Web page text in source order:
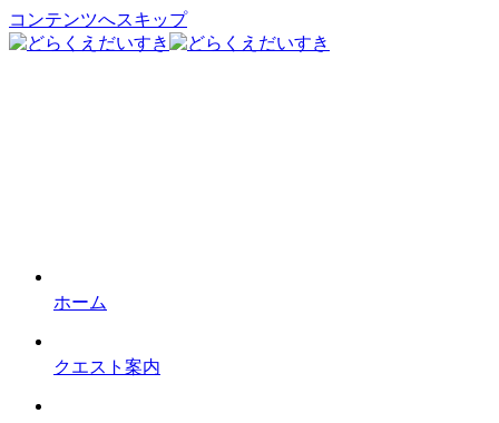
コンテンツへスキップ
ホーム
クエスト案内